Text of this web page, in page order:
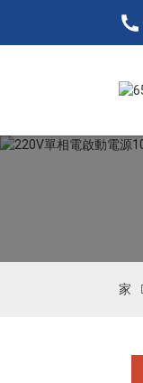
家